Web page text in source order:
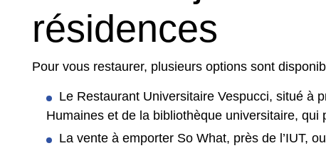
résidences
Pour vous restaurer, plusieurs options sont
Le Restaurant Universitaire Vespucci, situé à
Humaines et de la bibliothèque universitaire,
La vente à emporter So What, près de l’IUT,